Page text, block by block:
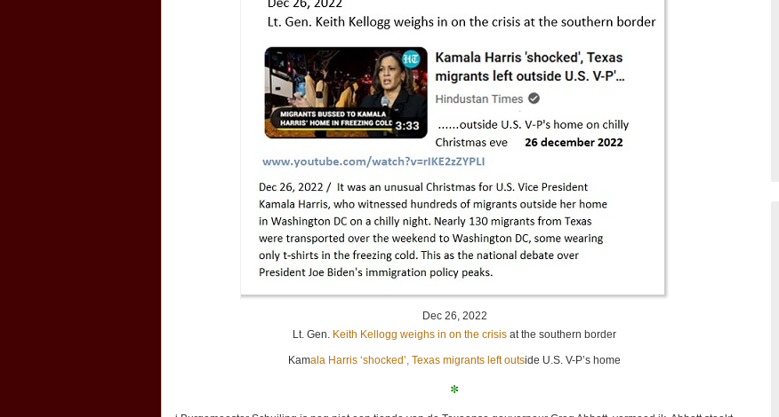
Dec 26, 2022
Lt. Gen. Keith Kellogg weighs in on the crisis at the southern border
Kamala Harris ‘shocked’, Texas migrants left outside U.S. V-P’s home
*